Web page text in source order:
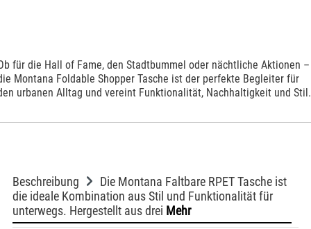
für die Hall of Fame, den Stadtbummel oder nächtliche Aktionen –
Montana Foldable Shopper Tasche ist der perfekte Begleiter für
urbanen Alltag und vereint Funktionalität, Nachhaltigkeit und Stil.
Beschreibung
Die Montana Faltbare RPET Tasche ist
die ideale Kombination aus Stil und Funktionalität für
unterwegs. Hergestellt aus drei Mehr